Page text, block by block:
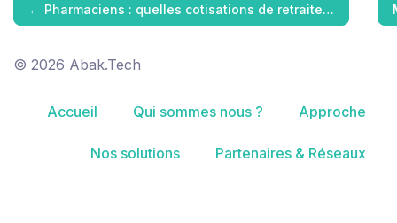
← Pharmaciens : quelles cotisations de retraite…
© 2026 Abak.Tech
Accueil Qui sommes nous ? Approche
Nos solutions Partenaires & Réseaux